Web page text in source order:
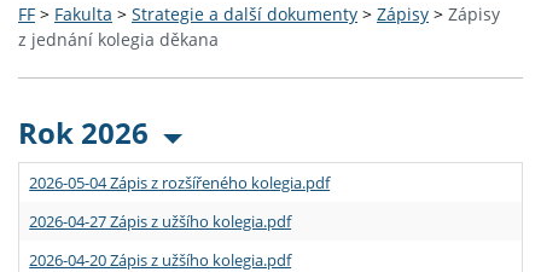
FF > Fakulta > Strategie a další dokumenty > Zápisy > Zápisy
z jednání kolegia děkana
Rok 2026
2026-05-04 Zápis z rozšířeného kolegia.pdf
2026-04-27 Zápis z užšího kolegia.pdf
2026-04-20 Zápis z užšího kolegia.pdf